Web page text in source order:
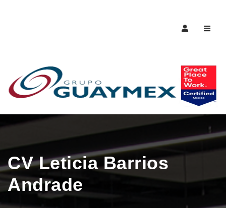
CV Leticia Barrios
Andrade